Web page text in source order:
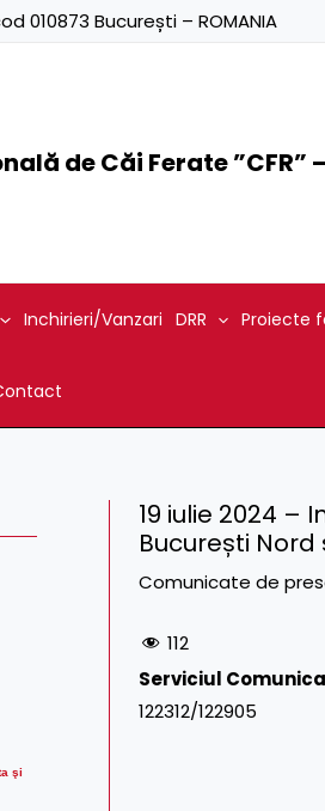
010873 București – ROMANIA
de Căi Ferate ”CFR”
Inchirieri/Vanzari DRR Proiecte
şi
19 iulie 2024
București
Comunicate de
112
Serviciul
122312/122905